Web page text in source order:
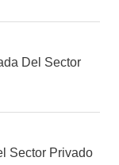
Del Sector
Sector Privado